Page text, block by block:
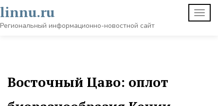
Skip
to
content
linnu.ru
Региональный информационно-новостной сайт
Восточный Цаво: оплот